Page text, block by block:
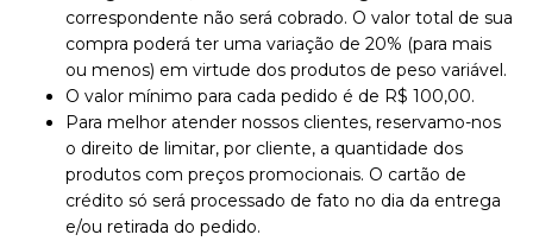
correspondente não será cobrado. O valor total de sua
compra poderá ter uma variação de 20% (para mais
ou menos) em virtude dos produtos de peso variável.
O valor mínimo para cada pedido é de R$ 100,00.
Para melhor atender nossos clientes, reservamo-nos
o direito de limitar, por cliente, a quantidade dos
produtos com preços promocionais. O cartão de
crédito só será processado de fato no dia da entrega
e/ou retirada do pedido.